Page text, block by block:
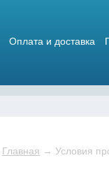
Оплата и доставка
Главная → Условия